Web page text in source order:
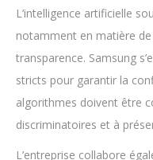
L’intelligence artificielle
notamment en matière
transparence. Samsung
stricts pour garantir la
algorithmes doivent être
discriminatoires et à
L’entreprise collabore